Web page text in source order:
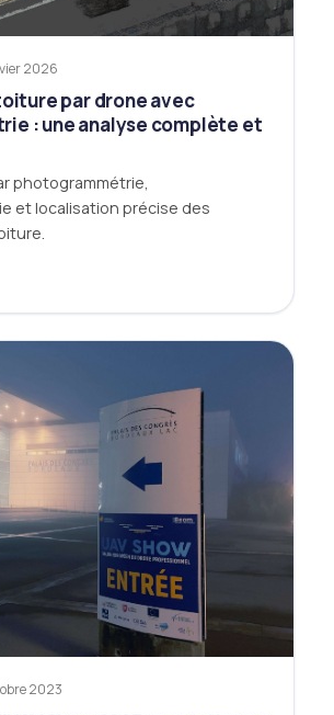
2026
par drone avec
: une analyse complète et
photogrammétrie,
et localisation précise des
2023